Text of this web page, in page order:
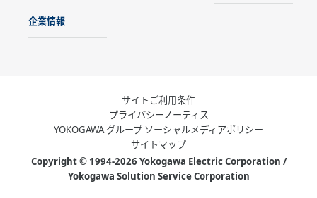
企業情報
サイトご利用条件
プライバシーノーティス
YOKOGAWA グループ ソーシャルメディアポリシー
サイトマップ
Copyright © 1994-2026 Yokogawa Electric Corporation /
Yokogawa Solution Service Corporation